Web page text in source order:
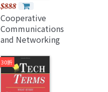
$888
Cooperative
Communications
and Networking
30折